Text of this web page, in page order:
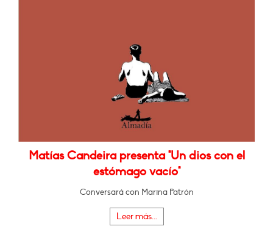
Matías Candeira presenta "Un dios con el
estómago vacío"
Conversará con Marina Patrón
Leer más...